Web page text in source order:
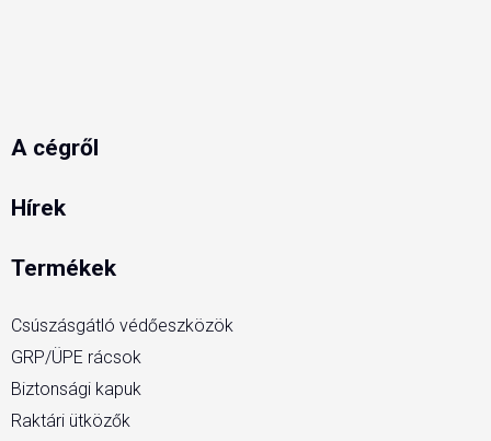
A cégről
Hírek
Termékek
Csúszásgátló védőeszközök
GRP/ÜPE rácsok
Biztonsági kapuk
Raktári ütközők